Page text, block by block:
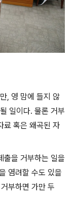
, 영 맘에 들지 않
일이다. 물론 거부
료 혹은 왜곡된 자
출을 거부하는 일을
염려할 수도 있을
부하면 가만 두